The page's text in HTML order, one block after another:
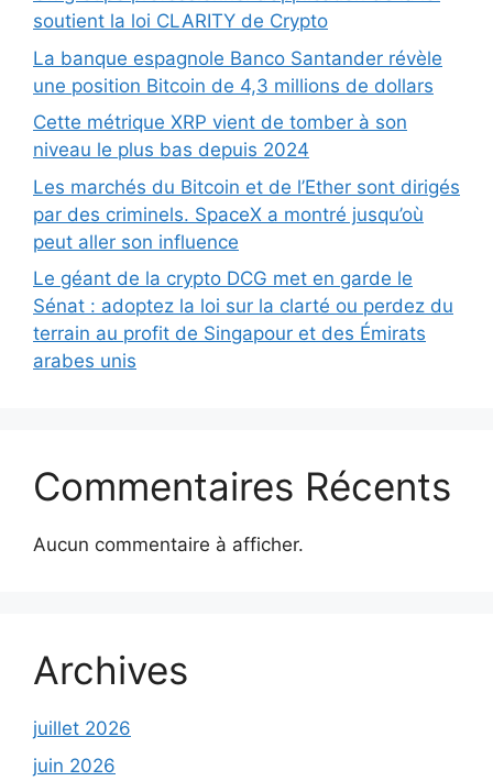
soutient la loi CLARITY de Crypto
La banque espagnole Banco Santander révèle
une position Bitcoin de 4,3 millions de dollars
Cette métrique XRP vient de tomber à son
niveau le plus bas depuis 2024
Les marchés du Bitcoin et de l’Ether sont dirigés
par des criminels. SpaceX a montré jusqu’où
peut aller son influence
Le géant de la crypto DCG met en garde le
Sénat : adoptez la loi sur la clarté ou perdez du
terrain au profit de Singapour et des Émirats
arabes unis
Commentaires Récents
Aucun commentaire à afficher.
Archives
juillet 2026
juin 2026